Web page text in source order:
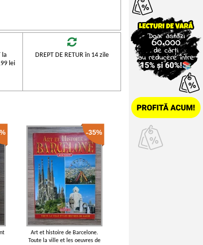
la
lei
DREPT DE RETUR în 14 zile
-35%
Art et histoire de Barcelone.
Toute la ville et les oeuvres de